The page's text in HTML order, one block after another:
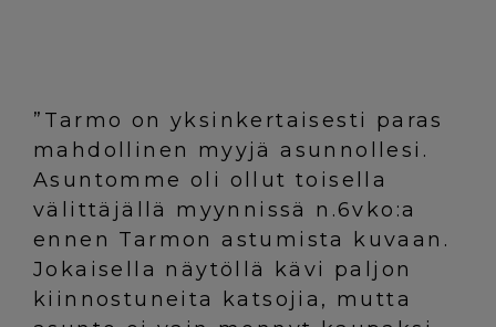
”Tarmo on yksinkertaisesti paras
mahdollinen myyjä asunnollesi.
Asuntomme oli ollut toisella
välittäjällä myynnissä n.6vko:a
ennen Tarmon astumista kuvaan.
Jokaisella näytöllä kävi paljon
kiinnostuneita katsojia, mutta